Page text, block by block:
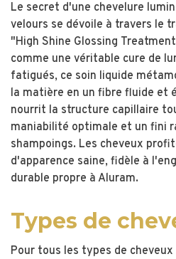
Le secret d'une chevelure
velours se dévoile à travers le
"High Shine Glossing
comme une véritable cure de
fatigués, ce soin liquide
la matière en un fibre fluide et
nourrit la structure capillaire
maniabilité optimale et un fini
shampoings. Les cheveux
d'apparence saine, fidèle à
durable propre à Aluram.
Types de
Pour tous les types de cheveux